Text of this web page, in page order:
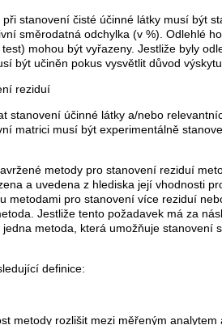
stanovení čisté účinné látky musí být
směrodatná odchylka (v %). Odlehlé
mohou být vyřazeny. Jestliže byly
být učiněn pokus vysvětlit důvod
reziduí
stanovení účinné látky a/nebo
matrici musí být experimentálně
metody pro stanovení reziduí
a uvedena z hlediska její vhodnosti
metodami pro stanovení více reziduí
Jestliže tento požadavek má za
metoda, která umožňuje stanovení
definice:
metody rozlišit mezi měřeným